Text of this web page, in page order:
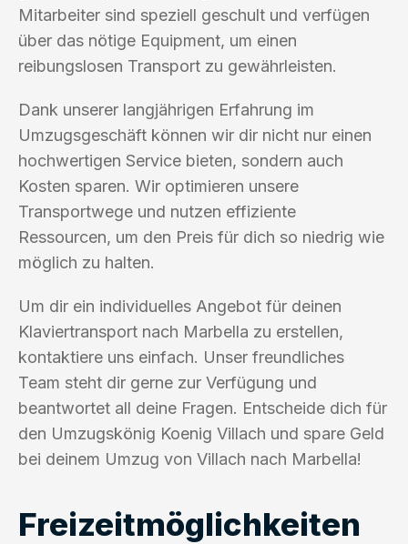
Mitarbeiter sind speziell geschult und verfügen
über das nötige Equipment, um einen
reibungslosen Transport zu gewährleisten.
Dank unserer langjährigen Erfahrung im
Umzugsgeschäft können wir dir nicht nur einen
hochwertigen Service bieten, sondern auch
Kosten sparen. Wir optimieren unsere
Transportwege und nutzen effiziente
Ressourcen, um den Preis für dich so niedrig wie
möglich zu halten.
Um dir ein individuelles Angebot für deinen
Klaviertransport nach Marbella zu erstellen,
kontaktiere uns einfach. Unser freundliches
Team steht dir gerne zur Verfügung und
beantwortet all deine Fragen. Entscheide dich für
den Umzugskönig Koenig Villach und spare Geld
bei deinem Umzug von Villach nach Marbella!
Freizeitmöglichkeiten